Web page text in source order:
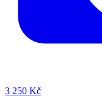
3 250 Kč